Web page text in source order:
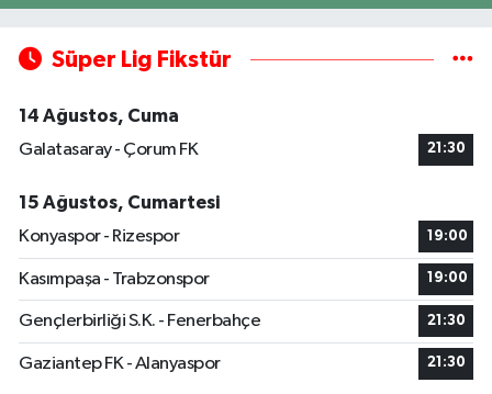
Süper Lig Fikstür
14 Ağustos, Cuma
Galatasaray - Çorum FK
21:30
15 Ağustos, Cumartesi
Konyaspor - Rizespor
19:00
Kasımpaşa - Trabzonspor 19:00
Gençlerbirliği S.K. - Fenerbahçe 21:30
Gaziantep FK - Alanyaspor 21:30